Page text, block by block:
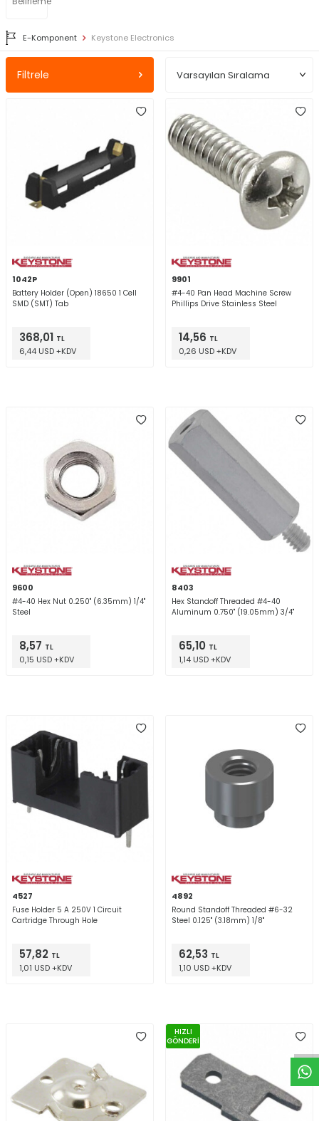
W
h
t
a
p
p
D
e
s
e
H
a
t
t
E-Komponent Keystone Electronics
Filtrele
1042P
Battery Holder (Open) 18650 1 Cell
SMD (SMT) Tab
368,01 TL
6,44 USD +KDV
9901
#4-40 Pan Head Machine Screw
Phillips Drive Stainless Steel
14,56 TL
0,26 USD +KDV
9600
#4-40 Hex Nut 0.250" (6.35mm) 1/4"
Steel
8,57 TL
0,15 USD +KDV
8403
Hex Standoff Threaded #4-40
Aluminum 0.750" (19.05mm) 3/4"
65,10 TL
1,14 USD +KDV
4527
Fuse Holder 5 A 250V 1 Circuit
Cartridge Through Hole
57,82 TL
1,01 USD +KDV
4892
Round Standoff Threaded #6-32
Steel 0.125" (3.18mm) 1/8"
62,53 TL
1,10 USD +KDV
HIZLI
GÖNDERİ